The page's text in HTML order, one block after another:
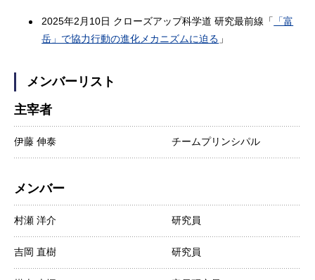
2025年2月10日 クローズアップ科学道 研究最前線「
「富
岳」で協力行動の進化メカニズムに迫る 」
メンバーリスト
主宰者
伊藤 伸泰 チームプリンシパル
メンバー
村瀬 洋介 研究員
吉岡 直樹 研究員